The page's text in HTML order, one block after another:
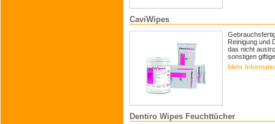
CaviWipes
Reinigung und
das nicht
sonstigen
Mehr
Dentiro Wipes Feuchttücher